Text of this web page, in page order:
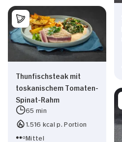
Thunfischsteak mit
toskanischem Tomaten-
Spinat-Rahm
65 min
1.516 kcal p. Portion
Mittel